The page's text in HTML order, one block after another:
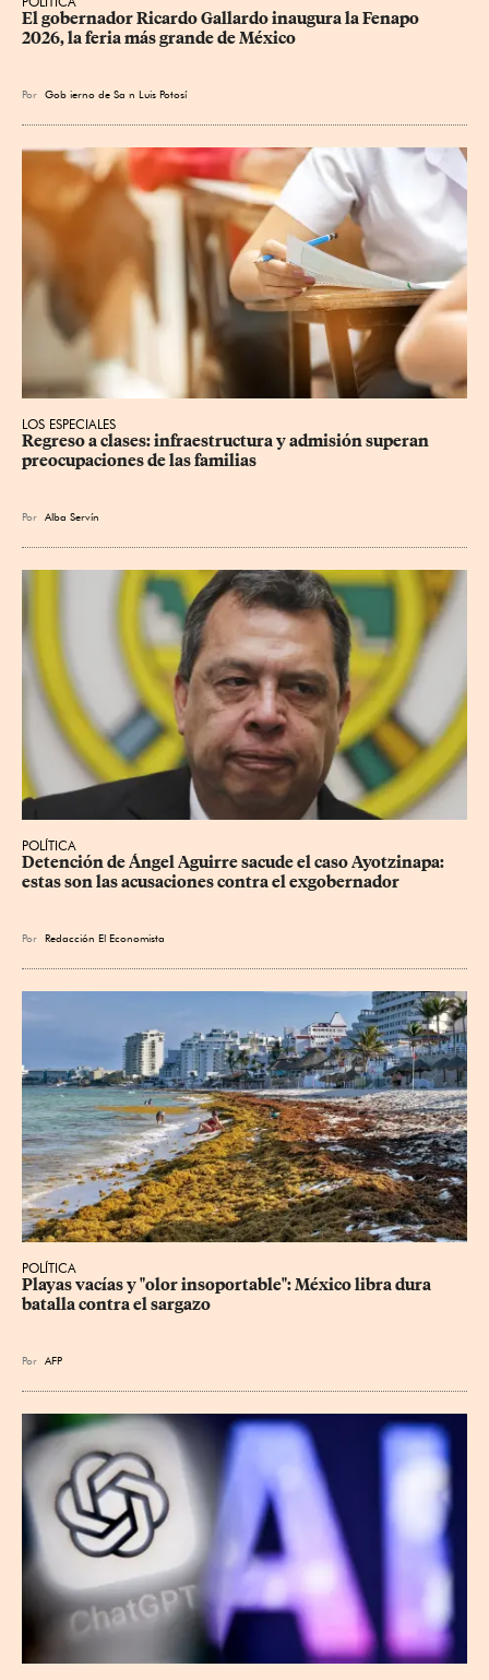
​El gobernador Ricardo Gallardo inaugura la Fenapo
2026, la feria más grande de México
Por Gob ierno de Sa n Luis Potosí
LOS ESPECIALES
Regreso a clases: infraestructura y admisión superan
preocupaciones de las familias
Por Alba Servín
POLÍTICA
Detención de Ángel Aguirre sacude el caso Ayotzinapa:
estas son las acusaciones contra el exgobernador
Por Redacción El Economista
POLÍTICA
Playas vacías y "olor insoportable": México libra dura
batalla contra el sargazo
Por AFP